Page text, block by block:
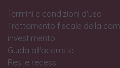
Termini e condizioni d'uso
Trattamento fiscale della
investimento
Guida all'acquisto
Resi e recessi